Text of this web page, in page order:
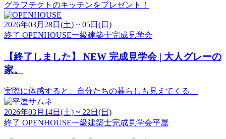
グラフテクトのキッチンをプレゼント！
2026年03月28日(土) ~ 05日(日)
終了 OPENHOUSE一級建築士完成見学会
【終了しました】
NEW 完成見学会 | 大人グレーの
家。
実際に体感すると、自分たちの暮らしも見えてくる。
2026年03月14日(土) ~ 22日(日)
終了 OPENHOUSE一級建築士完成見学会平屋